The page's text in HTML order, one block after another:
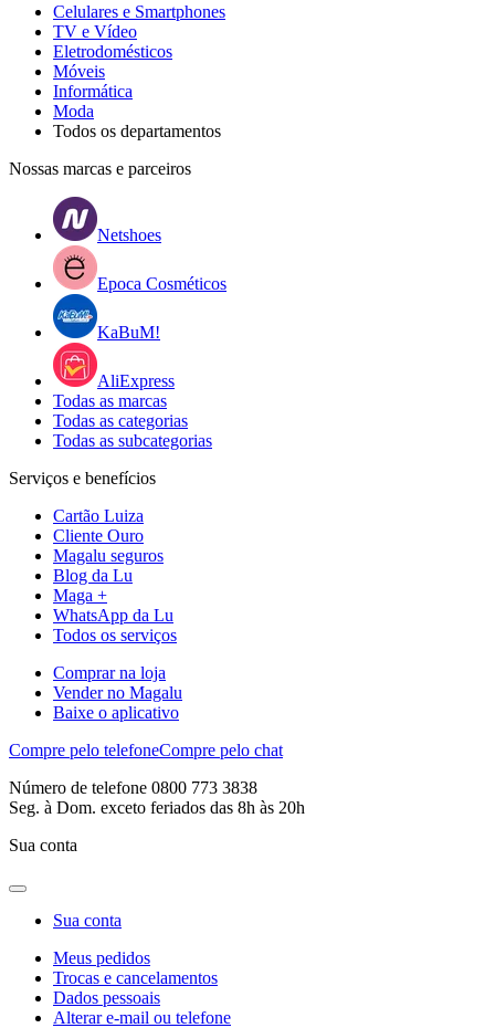
Celulares e Smartphones
TV e Vídeo
Eletrodomésticos
Móveis
Informática
Moda
Todos os departamentos
Nossas marcas e parceiros
Netshoes
Epoca Cosméticos
KaBuM!
AliExpress
Todas as marcas
Todas as categorias
Todas as subcategorias
Serviços e benefícios
Cartão Luiza
Cliente Ouro
Magalu seguros
Blog da Lu
Maga +
WhatsApp da Lu
Todos os serviços
Comprar na loja
Vender no Magalu
Baixe o aplicativo
Compre pelo telefoneCompre pelo chat
Número de telefone 0800 773 3838
Seg. à Dom. exceto feriados das 8h às 20h
Sua conta
Sua conta
Meus pedidos
Trocas e cancelamentos
Dados pessoais
Alterar e-mail ou telefone